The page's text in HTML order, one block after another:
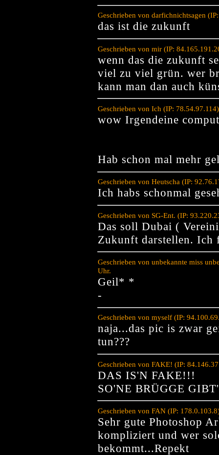
Geschrieben von darfichnichtsagen
das ist die zukunft
Geschrieben von mir (IP:
wenn das die zukunft
viel zu viel grün. wer
kann man dan auch
Geschrieben von Ich (IP:
wow Irgendeine
Hab schon mal mehr
Geschrieben von Heutscha (IP:
Ich habs schonmal
Geschrieben von SG-Ent. (IP:
Das soll Dubai (
Zukunft darstellen. Ich
Geschrieben von unbekannte miss
Uhr.
Geil* *
-
Geschrieben von myself (IP:
naja...das pic is zwar
tun???
Geschrieben von FAKE! (IP:
DAS IS'N FAKE!!!
SO'NE BRÜGGE
Geschrieben von FAN (IP:
Sehr gute Photoshop
kompliziert und wer
bekommt...Repekt